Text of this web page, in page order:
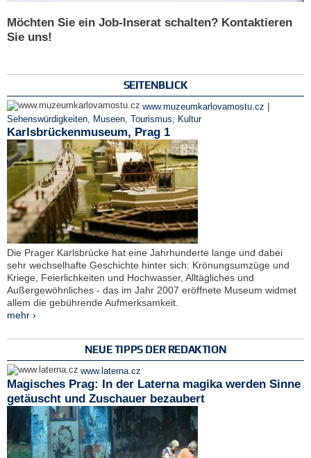
Möchten Sie ein Job-Inserat schalten? Kontaktieren
Sie uns!
SEITENBLICK
www.muzeumkarlovamostu.cz |
Sehenswürdigkeiten, Museen, Tourismus, Kultur
Karlsbrückenmuseum, Prag 1
Die Prager Karlsbrücke hat eine Jahrhunderte lange und dabei
sehr wechselhafte Geschichte hinter sich: Krönungsumzüge und
Kriege, Feierlichkeiten und Hochwasser, Alltägliches und
Außergewöhnliches - das im Jahr 2007 eröffnete Museum widmet
allem die gebührende Aufmerksamkeit.
mehr ›
NEUE TIPPS DER REDAKTION
www.laterna.cz
Magisches Prag: In der Laterna magika werden Sinne
getäuscht und Zuschauer bezaubert